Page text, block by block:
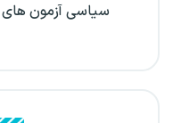
سیاسی آزمون